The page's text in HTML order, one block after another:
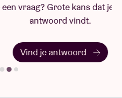
kans dat je hier het
vindt.
antwoord